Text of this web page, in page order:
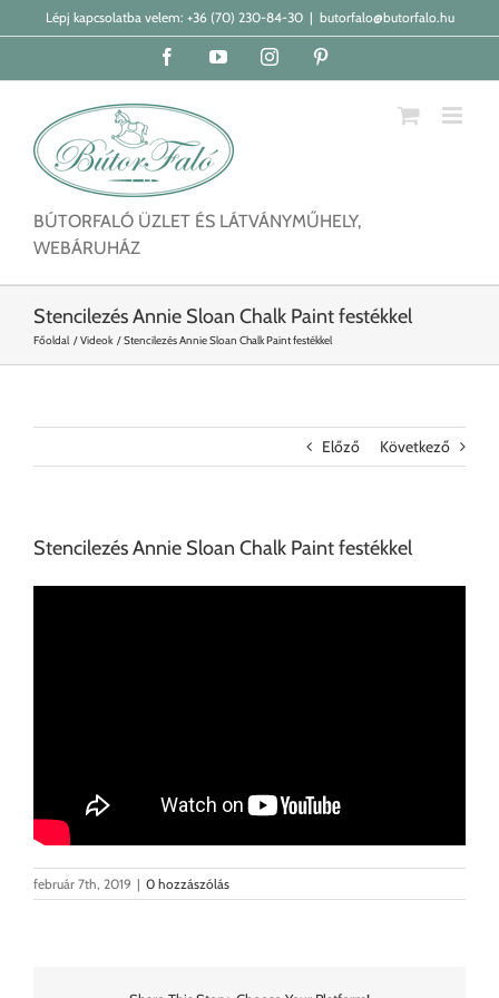
KihagyásLépj kapcsolatba velem: +36 (70) 230-84-30 | butorfalo@butorfalo.hu
FacebookYouTubeInstagram
BÚTORFALÓ ÜZLET ÉS LÁTVÁNYMŰHELY,
WEBÁRUHÁZ
Stencilezés Annie Sloan Chalk Paint festékkel
Főoldal Videok Stencilezés Annie Sloan Chalk Paint festékkel
Előző Következő
Stencilezés Annie Sloan Chalk Paint festékkel
február 7th, 2019 | 0 hozzászólás